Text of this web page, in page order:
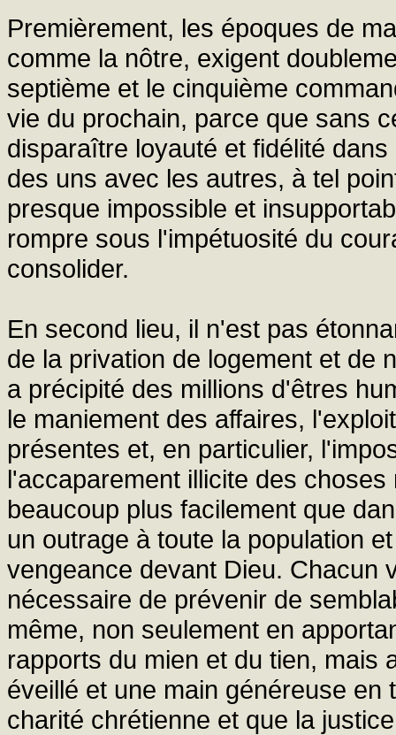
Premièrement, les époques de
comme la nôtre, exigent
septième et le cinquième
vie du prochain, parce que sans
disparaître loyauté et fidélité
des uns avec les autres, à tel
presque impossible et
rompre sous l'impétuosité du
consolider.
En second lieu, il n'est pas
de la privation de logement et de
a précipité des millions d'êtres
le maniement des affaires,
présentes et, en particulier,
l'accaparement illicite des
beaucoup plus facilement que
un outrage à toute la population
vengeance devant Dieu. Chacun
nécessaire de prévenir de
même, non seulement en
rapports du mien et du tien, mais
éveillé et une main généreuse
charité chrétienne et que la